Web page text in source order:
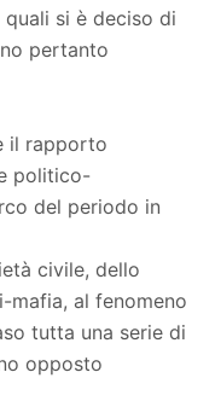
si è deciso di
pertanto
il rapporto
politico-
del periodo in
civile, dello
mafia, al fenomeno
tutta una serie di
opposto